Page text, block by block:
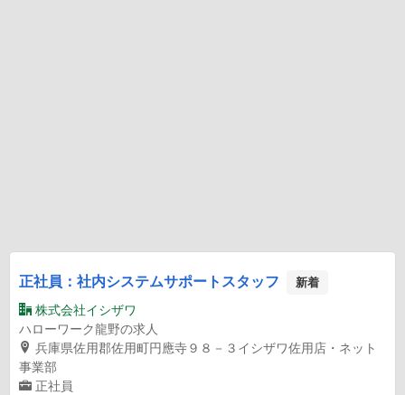
正社員：社内システムサポートスタッフ 新着
株式会社イシザワ
ハローワーク龍野の求人
兵庫県佐用郡佐用町円應寺９８－３イシザワ佐用店・ネット
事業部
正社員